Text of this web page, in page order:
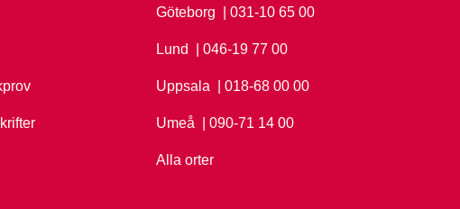
Göteborg Ring Göteborg på
| 031-10 65 00
Lund Ring Lund på
| 046-19 77 00
Uppsala Ring Uppsala på
| 018-68 00 00
Umeå Ring Umeå på
| 090-71 14 00
Alla orter